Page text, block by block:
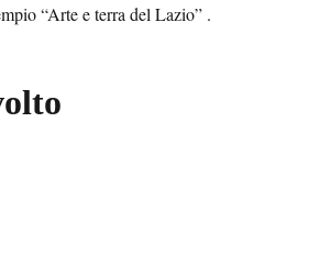
“Arte e terra del Lazio” .